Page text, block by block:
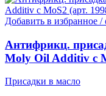
Добавить в избранное
Антифрикц.
Moly Oil Additiv c
Присадки в масло